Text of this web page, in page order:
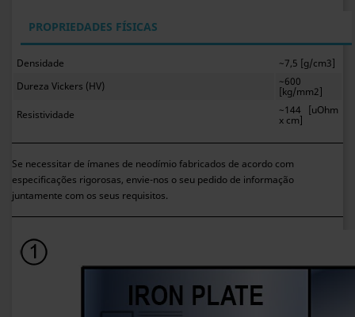
PROPRIEDADES FÍSICAS
Densidade
~7,5 [g/cm3]
Dureza Vickers (HV)
~600
[kg/mm2]
Resistividade
~144 [uOhm
x cm]
Se necessitar de ímanes de neodímio fabricados de acordo com
especificações rigorosas, envie-nos o seu pedido de informação
juntamente com os seus requisitos.